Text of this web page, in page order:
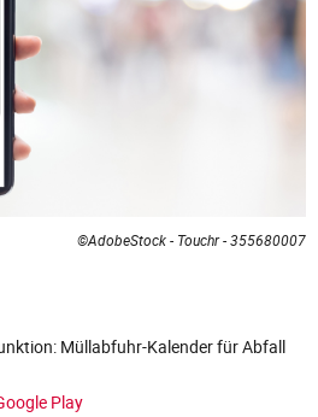
©AdobeStock - Touchr - 355680007
Müllabfuhr-Kalender für Abfall
Play